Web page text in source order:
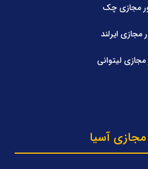
مجازی چک
مجازی ایرلند
لیتوانی
آسیا